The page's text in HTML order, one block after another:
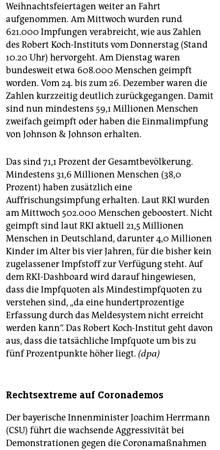
Weihnachtsfeiertagen weiter an Fahrt
aufgenommen. Am Mittwoch wurden rund
621.000 Impfungen verabreicht, wie aus Zahlen
des Robert Koch-Instituts vom Donnerstag (Stand
10.20 Uhr) hervorgeht. Am Dienstag waren
bundesweit etwa 608.000 Menschen geimpft
worden. Vom 24. bis zum 26. Dezember waren die
Zahlen kurzzeitig deutlich zurückgegangen. Damit
sind nun mindestens 59,1 Millionen Menschen
zweifach geimpft oder haben die Einmalimpfung
von Johnson & Johnson erhalten.
Das sind 71,1 Prozent der Gesamtbevölkerung.
Mindestens 31,6 Millionen Menschen (38,0
Prozent) haben zusätzlich eine
Auffrischungsimpfung erhalten. Laut RKI wurden
am Mittwoch 502.000 Menschen geboostert. Nicht
geimpft sind laut RKI aktuell 21,5 Millionen
Menschen in Deutschland, darunter 4,0 Millionen
Kinder im Alter bis vier Jahren, für die bisher kein
zugelassener Impfstoff zur Verfügung steht. Auf
dem RKI-Dashboard wird darauf hingewiesen,
dass die Impfquoten als Mindestimpfquoten zu
verstehen sind, „da eine hundertprozentige
Erfassung durch das Meldesystem nicht erreicht
werden kann“. Das Robert Koch-Institut geht davon
aus, dass die tatsächliche Impfquote um bis zu
fünf Prozentpunkte höher liegt. (dpa)
Rechtsextreme auf Coronademos
Der bayerische Innenminister Joachim Herrmann
(CSU) führt die wachsende Aggressivität bei
Demonstrationen gegen die Coronamaßnahmen